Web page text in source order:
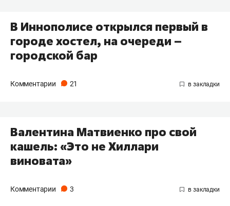
В Иннополисе открылся первый в
городе хостел, на очереди –
городской бар
Комментарии 21
Валентина Матвиенко про свой
кашель: «Это не Хиллари
виновата»
Комментарии 3